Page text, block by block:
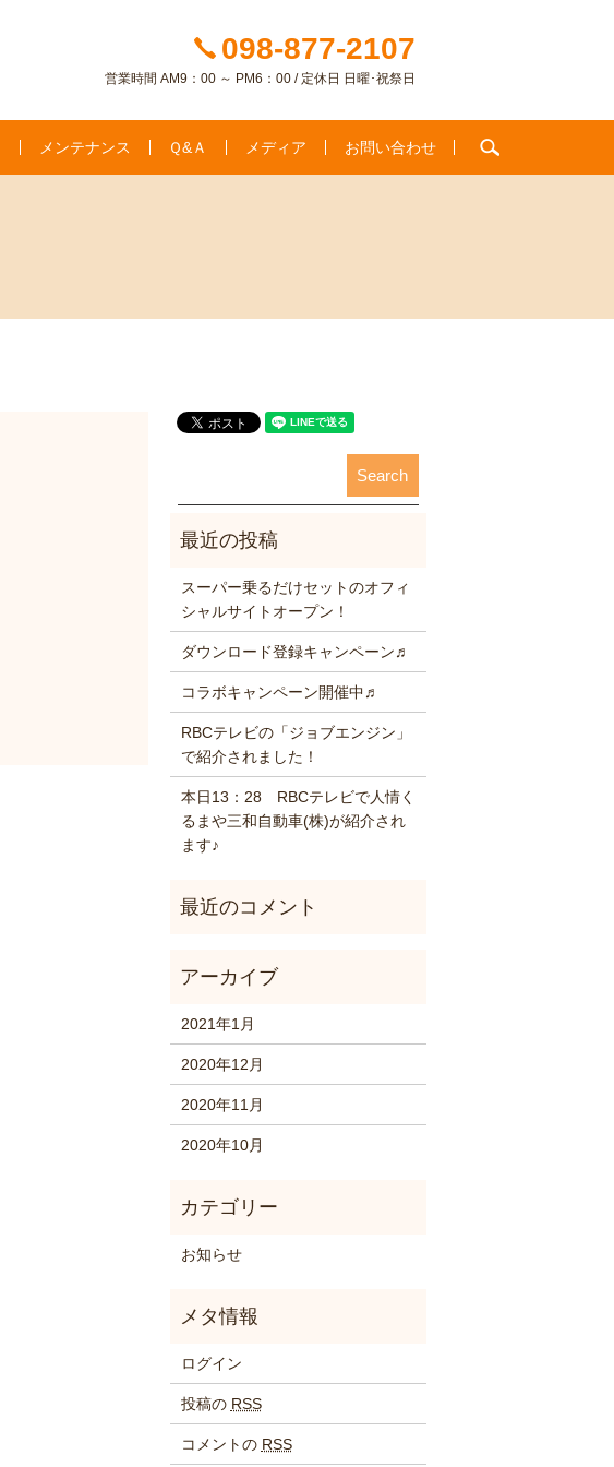
098-877-2107
営業時間 AM9：00 ～ PM6：00 / 定休日 日曜･祝祭日
メンテナンス Ｑ&Ａ メディア お問い合わせ
スーパー乗るだけセットのオフィ
シャルサイトオープン！
ダウンロード登録キャンペーン♬
コラボキャンペーン開催中♬
RBCテレビの「ジョブエンジン」
で紹介されました！
本日13：28 RBCテレビで人情く
るまや三和自動車(株)が紹介され
ます♪
2021年1月
2020年12月
2020年11月
2020年10月
お知らせ
ログイン
投稿の RSS
コメントの RSS